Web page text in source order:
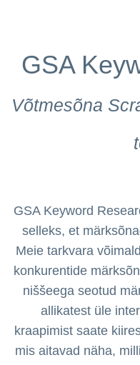
GSA
Võtmesõna
GSA Keyword
selleks, et
Meie tarkvara
konkurentide
niššeega seotud
allikatest üle
kraapimist saate
mis aitavad näha,